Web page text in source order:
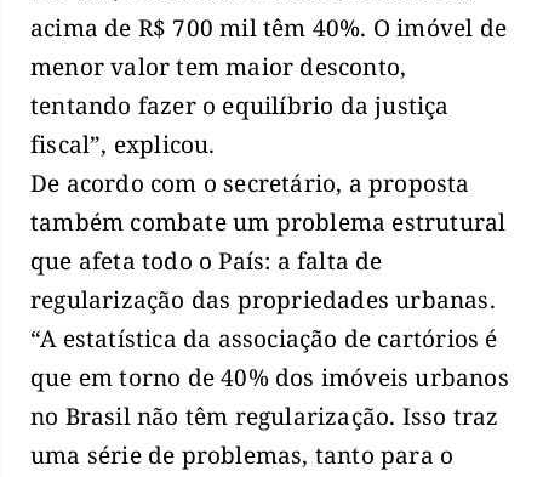
acima de R$ 700 mil têm 40%. O imóvel de
menor valor tem maior desconto,
tentando fazer o equilíbrio da justiça
fiscal”, explicou.
De acordo com o secretário, a proposta
também combate um problema estrutural
que afeta todo o País: a falta de
regularização das propriedades urbanas.
“A estatística da associação de cartórios é
que em torno de 40% dos imóveis urbanos
no Brasil não têm regularização. Isso traz
uma série de problemas, tanto para o